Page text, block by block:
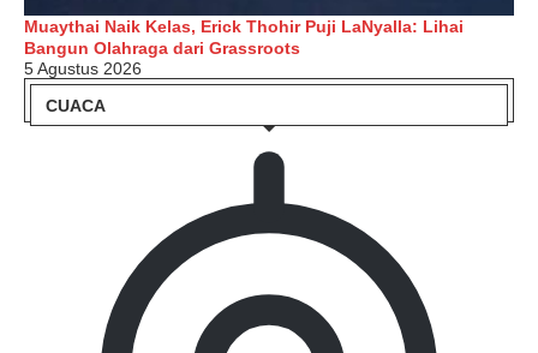
Muaythai Naik Kelas, Erick Thohir Puji LaNyalla: Lihai
Bangun Olahraga dari Grassroots
5 Agustus 2026
CUACA